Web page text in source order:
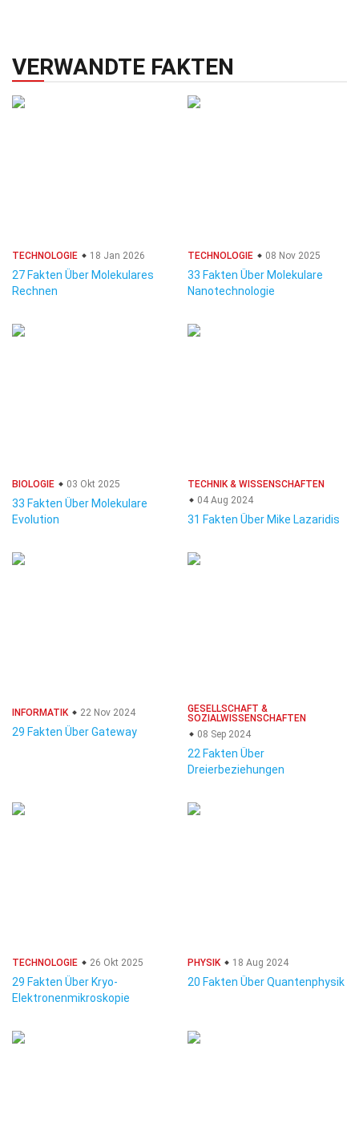
VERWANDTE FAKTEN
TECHNOLOGIE 18 Jan 2026
27 Fakten Über Molekulares
Rechnen
TECHNOLOGIE 08 Nov 2025
33 Fakten Über Molekulare
Nanotechnologie
BIOLOGIE 03 Okt 2025
33 Fakten Über Molekulare
Evolution
TECHNIK & WISSENSCHAFTEN
04 Aug 2024
31 Fakten Über Mike Lazaridis
INFORMATIK 22 Nov 2024
29 Fakten Über Gateway
GESELLSCHAFT &
SOZIALWISSENSCHAFTEN
08 Sep 2024
22 Fakten Über
Dreierbeziehungen
TECHNOLOGIE 26 Okt 2025
29 Fakten Über Kryo-
Elektronenmikroskopie
PHYSIK 18 Aug 2024
20 Fakten Über Quantenphysik